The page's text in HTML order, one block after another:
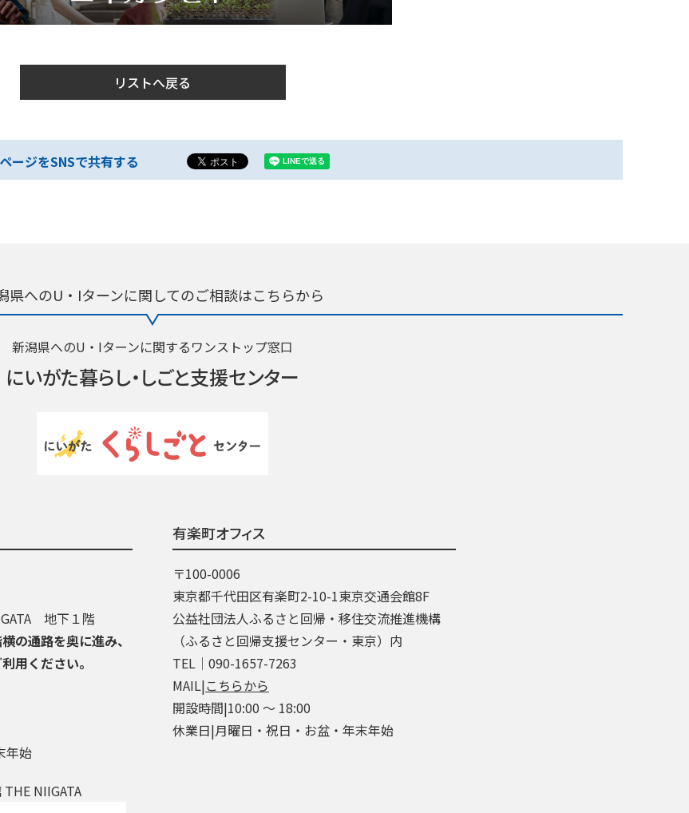
リストへ戻る
ージをSNSで共有する
県へのU・Iターンに関してのご相談はこちらから
新潟県へのU・Iターンに関するワンストップ窓口
にいがた暮らし・しごと支援センター
地下１階
の通路を奥に進み、
用ください。
年始
NIIGATA
有楽町オフィス
〒100-0006
東京都千代田区有楽町2-10-1東京交通会館8F
公益社団法人ふるさと回帰・移住交流推進機構
（ふるさと回帰支援センター・東京）内
TEL│090-1657-7263
MAIL|こちらから
開設時間|10:00 ～ 18:00
休業日|月曜日・祝日・お盆・年末年始